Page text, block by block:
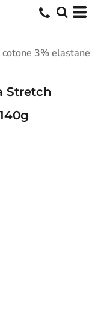
3% elastane
Stretch